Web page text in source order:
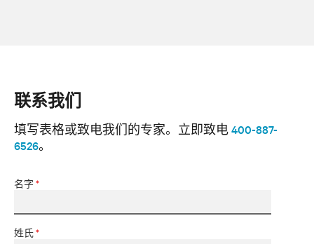
联系我们
填写表格或致电我们的专家。 立即致电400-887-
6526。
名字 *
姓氏*